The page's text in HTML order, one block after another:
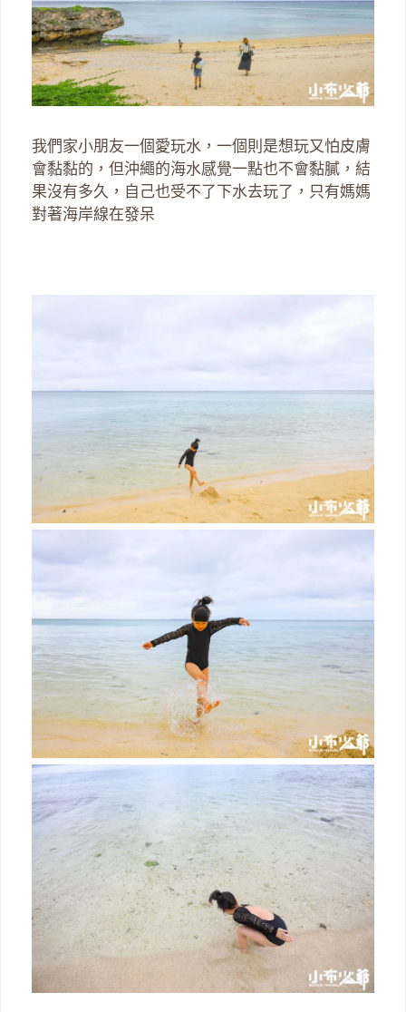
我們家小朋友一個愛玩水，一個則是想玩又怕皮膚
會黏黏的，但沖繩的海水感覺一點也不會黏膩，結
果沒有多久，自己也受不了下水去玩了，只有媽媽
對著海岸線在發呆